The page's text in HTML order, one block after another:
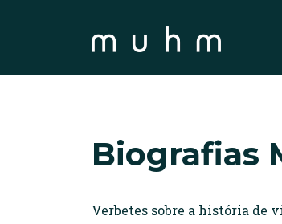
Biografias
Verbetes sobre a história de